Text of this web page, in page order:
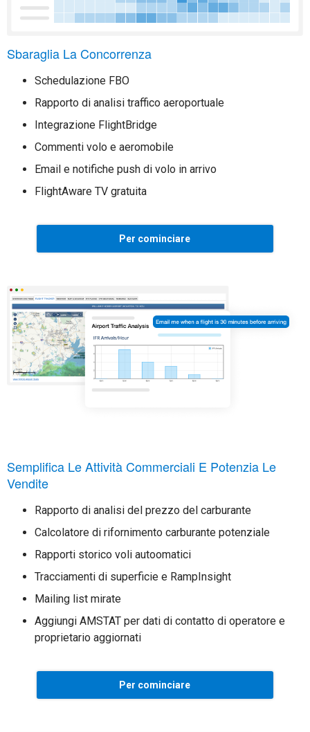
Sbaraglia La Concorrenza
Schedulazione FBO
Rapporto di analisi traffico aeroportuale
Integrazione FlightBridge
Commenti volo e aeromobile
Email e notifiche push di volo in arrivo
FlightAware TV gratuita
Per cominciare
Semplifica Le Attività Commerciali E Potenzia Le
Vendite
Rapporto di analisi del prezzo del carburante
Calcolatore di rifornimento carburante potenziale
Rapporti storico voli autoomatici
Tracciamenti di superficie e RampInsight
Mailing list mirate
Aggiungi AMSTAT per dati di contatto di operatore e
proprietario aggiornati
Per cominciare